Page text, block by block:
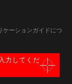
ケーションガイドにつ
力してくだ